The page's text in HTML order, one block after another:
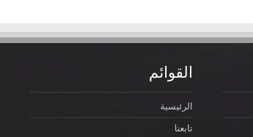
القوائم
الرئيسية
تابعنا